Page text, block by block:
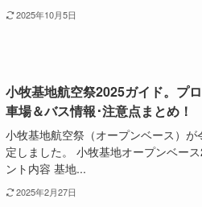
2025年10月5日
小牧基地航空祭2025ガイド。プ
車場＆バス情報･注意点まとめ！
小牧基地航空祭（オープンベース）
定しました。 小牧基地オープンベー
ント内容 基地...
2025年2月27日